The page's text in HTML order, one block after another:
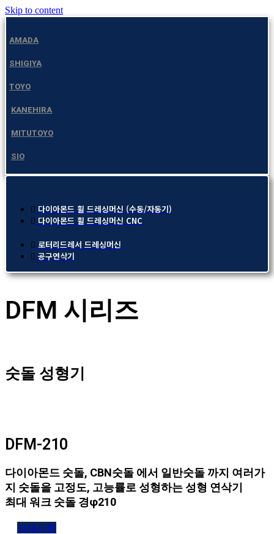
Skip to content
AMADA
SHIGIYA
TOYO
KANEHIRA
MITUTOYO
SIO
다이아몬드 휠 드레싱머신 (수동/자동기)
다이아몬드 휠 드레싱머신 CNC
로터리드레서 드레싱머신
공구연삭기
DFM 시리즈
숫돌 성형기
DFM-210
다이아몬드 숫돌, CBN숫돌 에서 일반숫돌 까지 여러가
지 숫돌을 고정도, 고능률로 성형하는 성형 연삭기
최대 워크 숫돌 경φ210
상세사항